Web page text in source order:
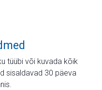
tüübi või kuvada kõik
sisaldavad 30 päeva